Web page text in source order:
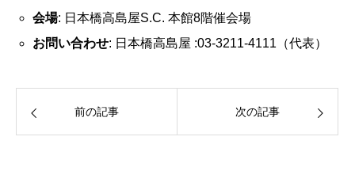
会場: 日本橋高島屋S.C. 本館8階催会場
お問い合わせ: 日本橋高島屋 :03-3211-4111（代表）
前の記事 次の記事